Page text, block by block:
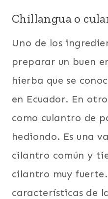
Chillangua o
Uno de los
preparar un buen
hierba que se
en Ecuador. En
como culantro de
hediondo. Es una
cilantro común y
cilantro muy
características de